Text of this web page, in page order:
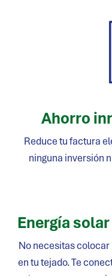
Ahorro
Reduce tu factura
ninguna inversión
Energía
No necesitas
en tu tejado. Te